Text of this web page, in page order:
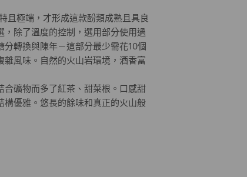
且極端，才形成這款酚類成熟且具良
除了溫度的控制，選用部分使用過
轉換與陳年－這部分最少需花10個
風味。自然的火山岩環境，酒香富
礦物而多了紅茶、甜菜根。口感甜
構優雅。悠長的餘味和真正的火山般